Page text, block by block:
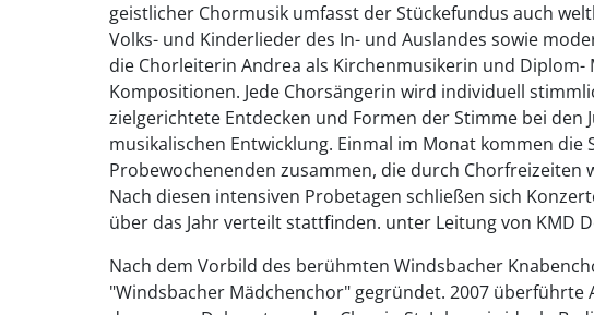
geistlicher Chormusik umfasst der Stückefundus auch
Volks- und Kinderlieder des In- und Auslandes sowie
die Chorleiterin Andrea als Kirchenmusikerin und
Kompositionen. Jede Chorsängerin wird individuell
zielgerichtete Entdecken und Formen der Stimme bei
musikalischen Entwicklung. Einmal im Monat kommen die
Probewochenenden zusammen, die durch Chorfreizeiten
Nach diesen intensiven Probetagen schließen sich
über das Jahr verteilt stattfinden. unter Leitung von KMD
Nach dem Vorbild des berühmten Windsbacher
"Windsbacher Mädchenchor" gegründet. 2007 überführte